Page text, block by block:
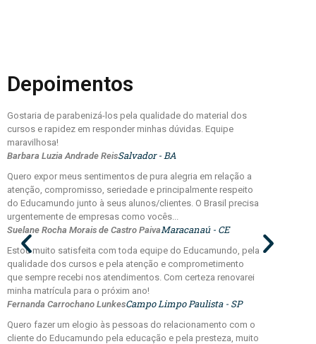
Depoimentos
Gostaria de parabenizá-los pela qualidade do material dos
cursos e rapidez em responder minhas dúvidas. Equipe
maravilhosa!
Barbara Luzia Andrade ReisSalvador - BA
Quero expor meus sentimentos de pura alegria em relação a
atenção, compromisso, seriedade e principalmente respeito
do Educamundo junto à seus alunos/clientes. O Brasil precisa
urgentemente de empresas como vocês...
Suelane Rocha Morais de Castro PaivaMaracanaú - CE
Estou muito satisfeita com toda equipe do Educamundo, pela
qualidade dos cursos e pela atenção e comprometimento
que sempre recebi nos atendimentos. Com certeza renovarei
minha matrícula para o próxim ano!
Fernanda Carrochano LunkesCampo Limpo Paulista - SP
Quero fazer um elogio às pessoas do relacionamento com o
cliente do Educamundo pela educação e pela presteza, muito